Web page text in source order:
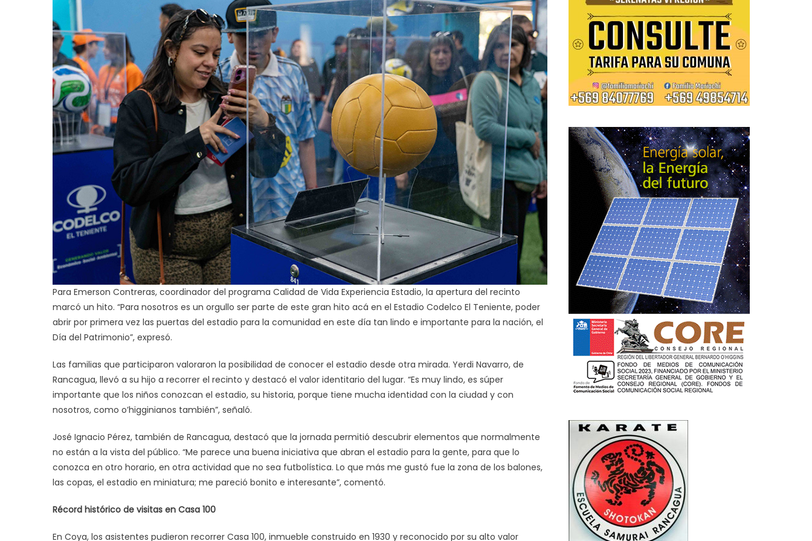
Para Emerson Contreras, coordinador del programa Calidad de Vida Experiencia Estadio, la apertura del recinto
marcó un hito. “Para nosotros es un orgullo ser parte de este gran hito acá en el Estadio Codelco El Teniente, poder
abrir por primera vez las puertas del estadio para la comunidad en este día tan lindo e importante para la nación, el
Día del Patrimonio”, expresó.
Las familias que participaron valoraron la posibilidad de conocer el estadio desde otra mirada. Yerdi Navarro, de
Rancagua, llevó a su hijo a recorrer el recinto y destacó el valor identitario del lugar. “Es muy lindo, es súper
importante que los niños conozcan el estadio, su historia, porque tiene mucha identidad con la ciudad y con
nosotros, como o’higginianos también”, señaló.
José Ignacio Pérez, también de Rancagua, destacó que la jornada permitió descubrir elementos que normalmente
no están a la vista del público. “Me parece una buena iniciativa que abran el estadio para la gente, para que lo
conozca en otro horario, en otra actividad que no sea futbolística. Lo que más me gustó fue la zona de los balones,
las copas, el estadio en miniatura; me pareció bonito e interesante”, comentó.
Récord histórico de visitas en Casa 100
En Coya, los asistentes pudieron recorrer Casa 100, inmueble construido en 1930 y reconocido por su alto valor